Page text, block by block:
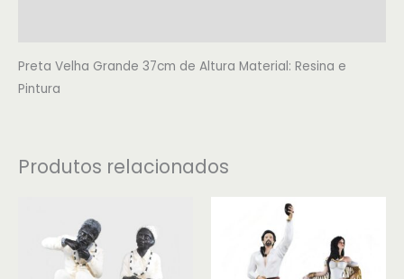
Preta Velha Grande 37cm de Altura Material: Resina e
Pintura
Produtos relacionados